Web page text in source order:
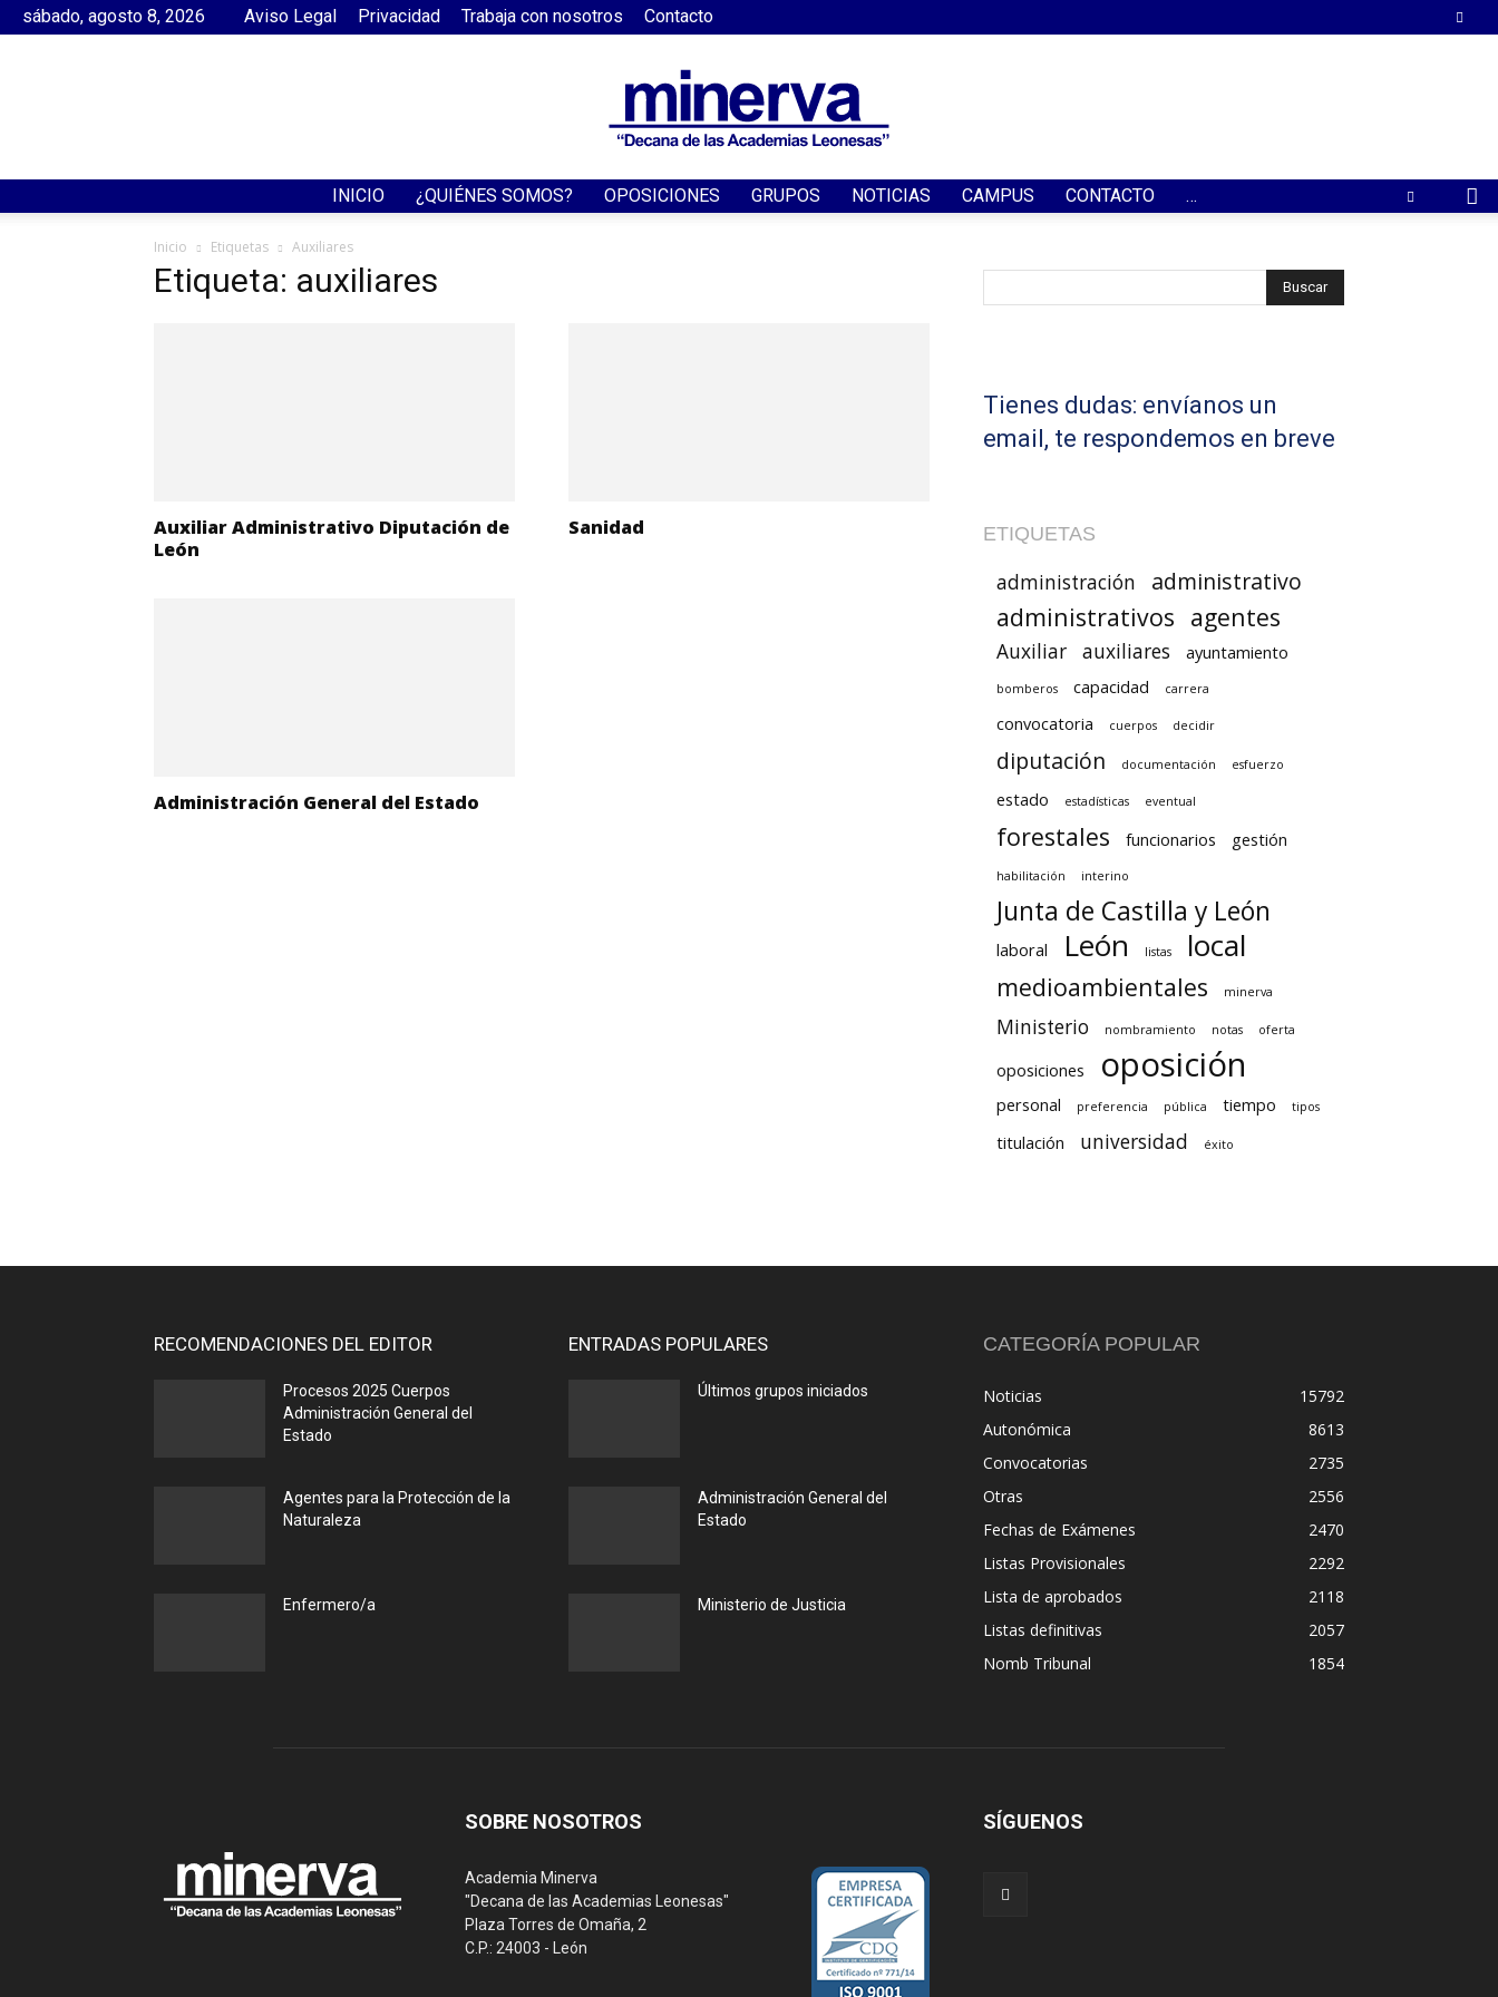
sábado, agosto 8, 2026 Aviso Legal Privacidad Trabaja con nosotros Contacto
INICIO ¿QUIÉNES SOMOS? OPOSICIONES GRUPOS NOTICIAS CAMPUS CONTACTO …
Inicio Etiquetas Auxiliares
Etiqueta: auxiliares
Auxiliar Administrativo Diputación de
León
Sanidad
Administración General del Estado
Tienes dudas: envíanos un
email, te respondemos en breve
ETIQUETAS
administración administrativo
administrativos agentes
Auxiliar auxiliares ayuntamiento
bomberos capacidad carrera
convocatoria cuerpos decidir
diputación documentación esfuerzo
estado estadísticas eventual
forestales funcionarios gestión
habilitación interino
Junta de Castilla y León
laboral León listas local
medioambientales minerva
Ministerio nombramiento notas oferta
oposiciones oposición
personal preferencia pública tiempo tipos
titulación universidad éxito
RECOMENDACIONES DEL EDITOR
Procesos 2025 Cuerpos
Administración General del
Estado
Agentes para la Protección de la
Naturaleza
Enfermero/a
ENTRADAS POPULARES
Últimos grupos iniciados
Administración General del
Estado
Ministerio de Justicia
CATEGORÍA POPULAR
Noticias
15792
Autonómica
8613
Convocatorias
2735
Otras
2556
Fechas de Exámenes
2470
Listas Provisionales
2292
Lista de aprobados
2118
Listas definitivas
2057
Nomb Tribunal
1854
SOBRE NOSOTROS
Academia Minerva
"Decana de las Academias Leonesas"
Plaza Torres de Omaña, 2
C.P.: 24003 - León
SÍGUENOS